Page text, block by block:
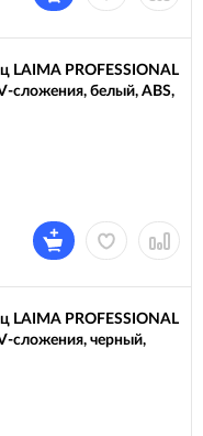
LAIMA PROFESSIONAL
сложения, белый, ABS,
LAIMA PROFESSIONAL
сложения, черный,